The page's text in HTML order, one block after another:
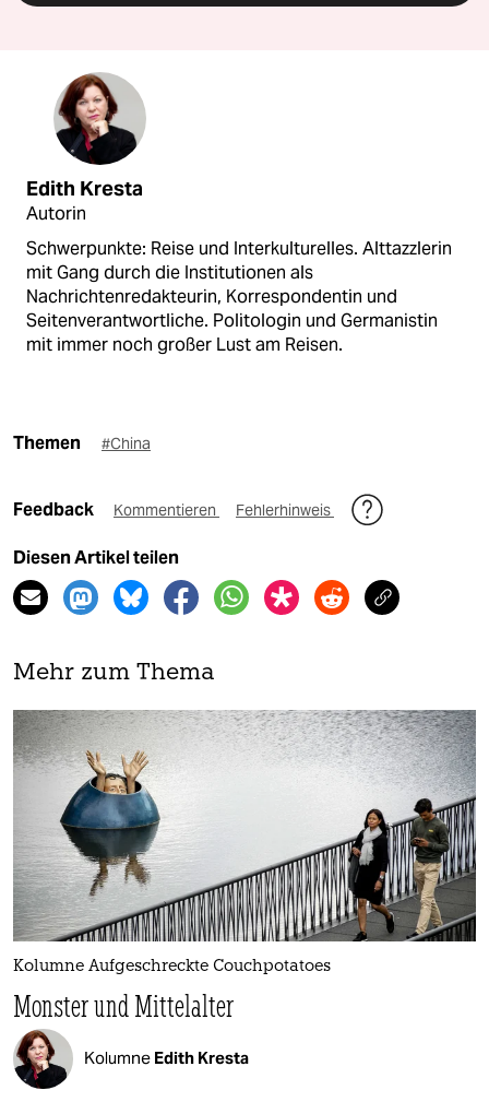
Edith Kresta
Autorin
Schwerpunkte: Reise und Interkulturelles. Alttazzlerin
mit Gang durch die Institutionen als
Nachrichtenredakteurin, Korrespondentin und
Seitenverantwortliche. Politologin und Germanistin
mit immer noch großer Lust am Reisen.
Themen #China
Feedback Kommentieren Fehlerhinweis
Diesen Artikel teilen
Mehr zum Thema
Kolumne Aufgeschreckte Couchpotatoes
Monster und Mittelalter
Kolumne Edith Kresta